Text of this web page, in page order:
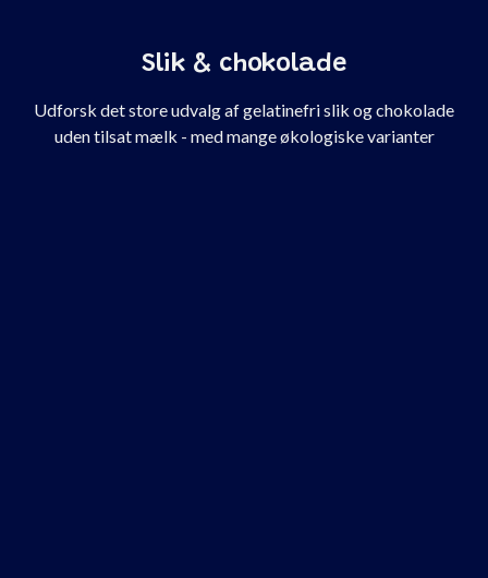
Slik & chokolade
Udforsk det store udvalg af gelatinefri slik og chokolade
uden tilsat mælk - med mange økologiske varianter